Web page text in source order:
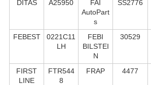
DITAS A25950
FAI
AutoPart
s
SS2776
FEBEST
0221C11
LH
FEBI
BILSTEI
N
30529
FIRST
LINE
FTR544
8
FRAP 4477